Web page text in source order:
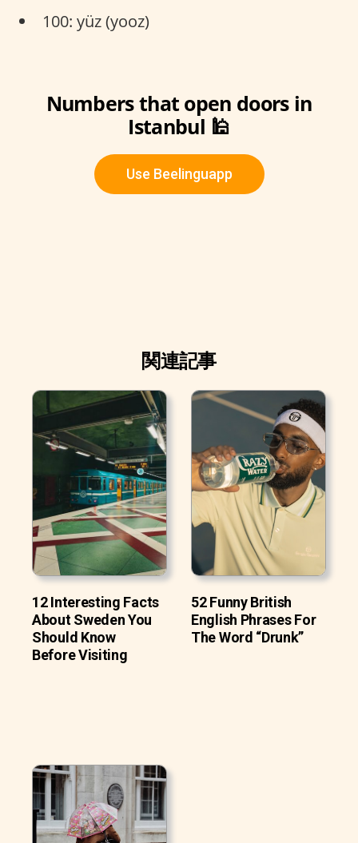
100: yüz (yooz)
Numbers that open doors in
Istanbul 🕌
Use Beelinguapp
関連記事
12 Interesting Facts
About Sweden You
Should Know
Before Visiting
52 Funny British
English Phrases For
The Word “Drunk”